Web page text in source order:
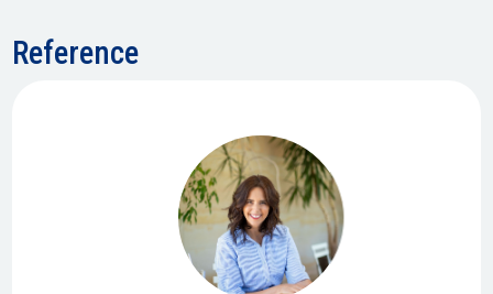
Reference